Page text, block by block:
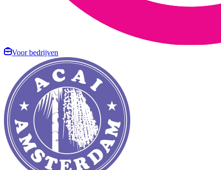
Voor bedrijven